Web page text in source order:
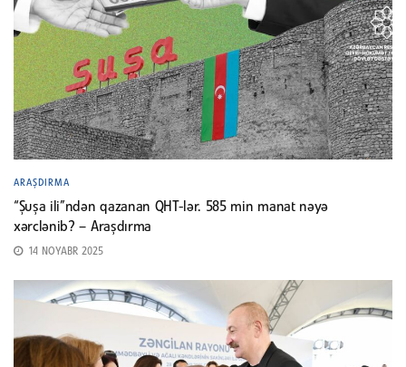
ARAŞDIRMA
“Şuşa ili”ndən qazanan QHT-lər. 585 min manat nəyə
xərclənib? – Araşdırma
14 NOYABR 2025